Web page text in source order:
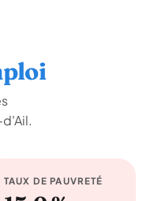
TAUX DE PAUVRETÉ